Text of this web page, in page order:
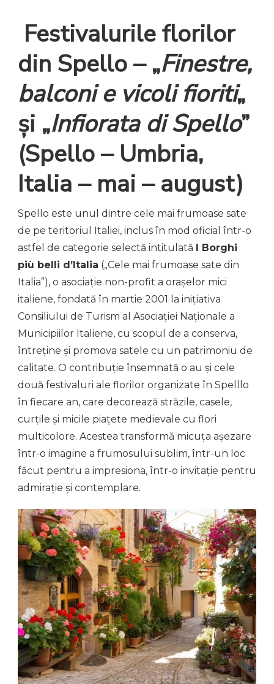
Festivalurile florilor
din Spello – „Finestre,
balconi e vicoli fioriti„
și „Infiorata di Spello”
(Spello – Umbria,
Italia – mai – august)
Spello este unul dintre cele mai frumoase sate
de pe teritoriul Italiei, inclus în mod oficial într-o
astfel de categorie selectă intitulată I Borghi
più belli d’Italia („Cele mai frumoase sate din
Italia”), o asociație non-profit a orașelor mici
italiene, fondată în martie 2001 la inițiativa
Consiliului de Turism al Asociației Naționale a
Municipiilor Italiene, cu scopul de a conserva,
întreține și promova satele cu un patrimoniu de
calitate. O contribuție însemnată o au și cele
două festivaluri ale florilor organizate în Spelllo
în fiecare an, care decorează străzile, casele,
curțile și micile piațete medievale cu flori
multicolore. Acestea transformă micuța așezare
într-o imagine a frumosului sublim, într-un loc
făcut pentru a impresiona, într-o invitație pentru
admirație și contemplare.